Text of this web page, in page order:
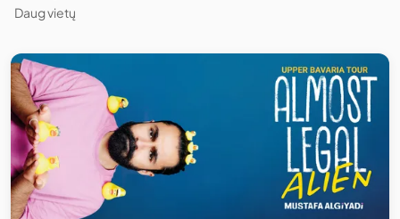
Daug vietų